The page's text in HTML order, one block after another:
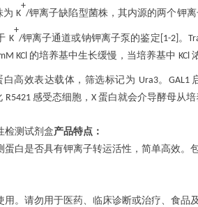
为 K
+
/钾离子缺陷型菌株，其内源的两个钾
K
+
/钾离子通道或钠钾离子泵的鉴定 [1-2] 。
KCl 的培养基中生长缓慢，当培养基中 KCl
白高效表达载体，筛选标记为 Ura3。 GAL1
R5421 感受态细胞， X 蛋白就会介导酵母从
检测试剂盒产品特点：
蛋白是否具有钾离子转运活性，简单高效
用。请勿用于医药、临床诊断或治疗、食品